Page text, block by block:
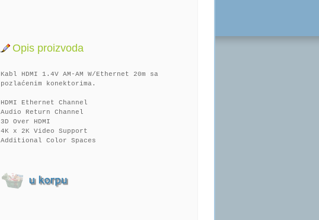
Opis proizvoda
Kabl HDMI 1.4V AM-AM W/Ethernet 20m sa
pozlaćenim konektorima.
HDMI Ethernet Channel
Audio Return Channel
3D Over HDMI
4K x 2K Video Support
Additional Color Spaces